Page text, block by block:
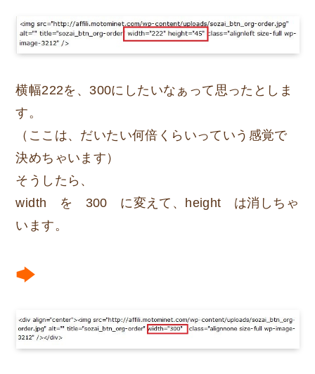
横幅222を、300にしたいなぁって思ったとしま
す。
（ここは、だいたい何倍くらいっていう感覚で
決めちゃいます）
そうしたら、
width を 300 に変えて、height は消しちゃ
います。